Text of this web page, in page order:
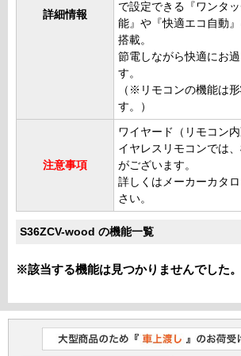
詳細情報
で設定できる『ワンタ
能』や『快適エコ自動
搭載。
節電しながら快適にお
す。
（※リモコンの機能は
す。）
注意事項
ワイヤード（リモコン
イヤレスリモコンでは
がございます。
詳しくはメーカーカタ
さい。
S36ZCV-wood の機能一覧
※該当する機能は見つかりませんでした。